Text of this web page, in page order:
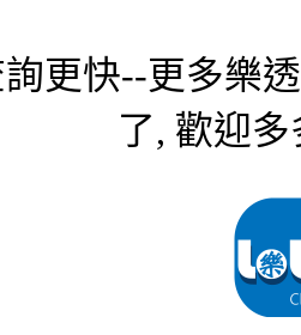
更快--更多樂
了, 歡迎